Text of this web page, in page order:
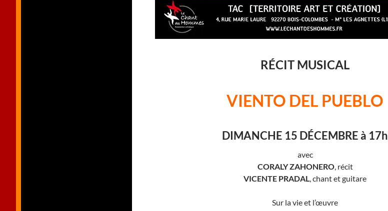
RÉCIT MUSICAL
VIENTO DEL PUEBLO
DIMANCHE 15 DÉCEMBRE à 17h
avec
CORALY ZAHONERO, récit
VICENTE PRADAL , chant et guitare
Sur la vie et l’œuvre